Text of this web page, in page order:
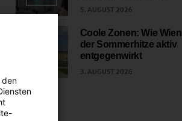
5. AUGUST 2026
Coole Zonen: Wie Wien
der Sommerhitze aktiv
entgegenwirkt
3. AUGUST 2026
den